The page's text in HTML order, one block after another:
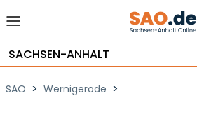
SACHSEN-ANHALT
SAO > Wernigerode >